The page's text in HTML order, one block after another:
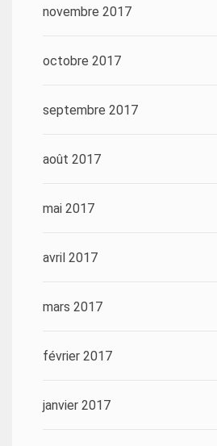
novembre 2017
octobre 2017
septembre 2017
août 2017
mai 2017
avril 2017
mars 2017
février 2017
janvier 2017